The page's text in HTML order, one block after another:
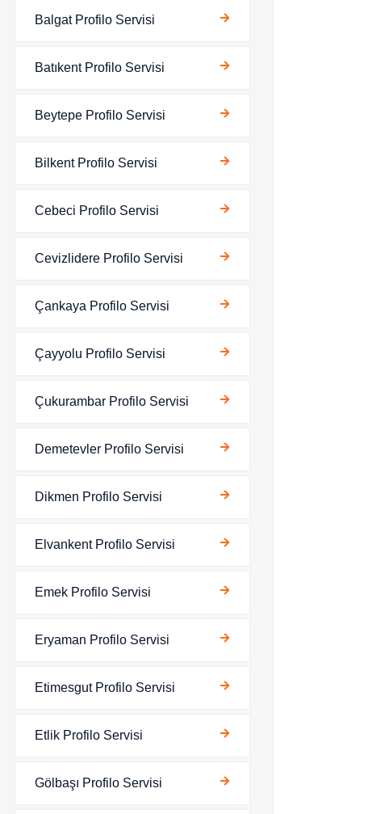
Balgat Profilo Servisi
Batıkent Profilo Servisi
Beytepe Profilo Servisi
Bilkent Profilo Servisi
Cebeci Profilo Servisi
Cevizlidere Profilo Servisi
Çankaya Profilo Servisi
Çayyolu Profilo Servisi
Çukurambar Profilo Servisi
Demetevler Profilo Servisi
Dikmen Profilo Servisi
Elvankent Profilo Servisi
Emek Profilo Servisi
Eryaman Profilo Servisi
Etimesgut Profilo Servisi
Etlik Profilo Servisi
Gölbaşı Profilo Servisi